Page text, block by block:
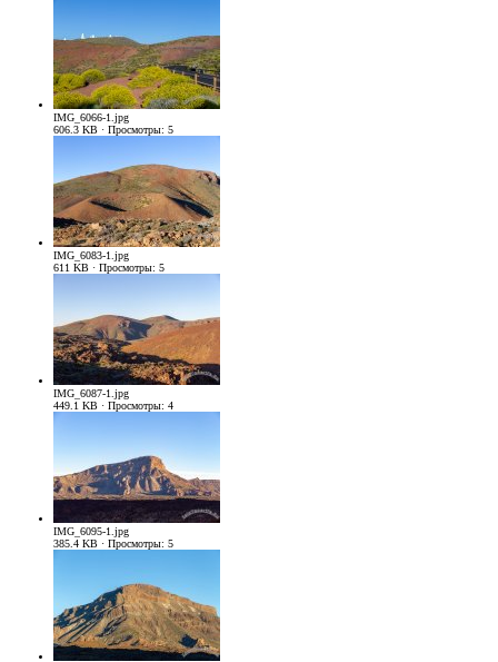
IMG_6066-1.jpg
606.3 KB · Просмотры: 5
IMG_6083-1.jpg
611 KB · Просмотры: 5
IMG_6087-1.jpg
449.1 KB · Просмотры: 4
IMG_6095-1.jpg
385.4 KB · Просмотры: 5